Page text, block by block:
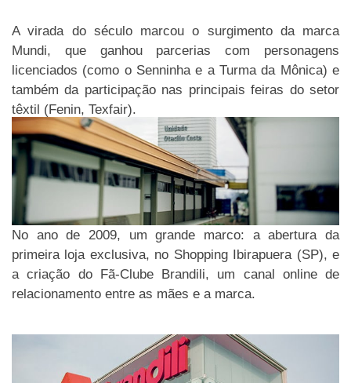
A virada do século marcou o surgimento da marca
Mundi, que ganhou parcerias com personagens
licenciados (como o Senninha e a Turma da Mônica) e
também da participação nas principais feiras do setor
têxtil (Fenin, Texfair).
No ano de 2009, um grande marco: a abertura da
primeira loja exclusiva, no Shopping Ibirapuera (SP), e
a criação do Fã-Clube Brandili, um canal online de
relacionamento entre as mães e a marca.